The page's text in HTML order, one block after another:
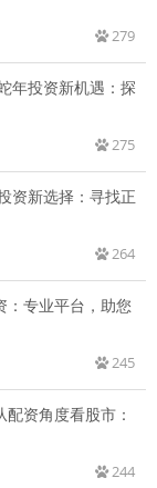
279
年投资新机遇：探
275
资新选择：寻找正
264
：专业平台，助您
245
资角度看股市：
244